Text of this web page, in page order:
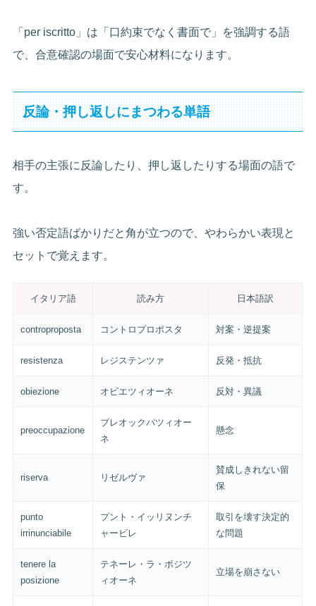
「per iscritto」は「口約束でなく書面で」を強調する語
で、合意確認の場面で安心材料になります。
反論・押し返しにまつわる単語
相手の主張に反論したり、押し返したりする場面の語で
す。
強い否定語ばかりだと角が立つので、やわらかい表現と
セットで覚えます。
イタリア語 読み方 日本語訳
controproposta コントロプロポスタ 対案・逆提案
resistenza レジステンツァ 反発・抵抗
obiezione オビエツィオーネ 反対・異議
preoccupazione
プレオックパツィオー
ネ
懸念
riserva リゼルヴァ
賛成しきれない留
保
punto
irrinunciabile
プント・イッリヌンチ
ャービレ
取引を壊す決定的
な問題
tenere la
posizione
テネーレ・ラ・ポジツ
ィオーネ
立場を崩さない